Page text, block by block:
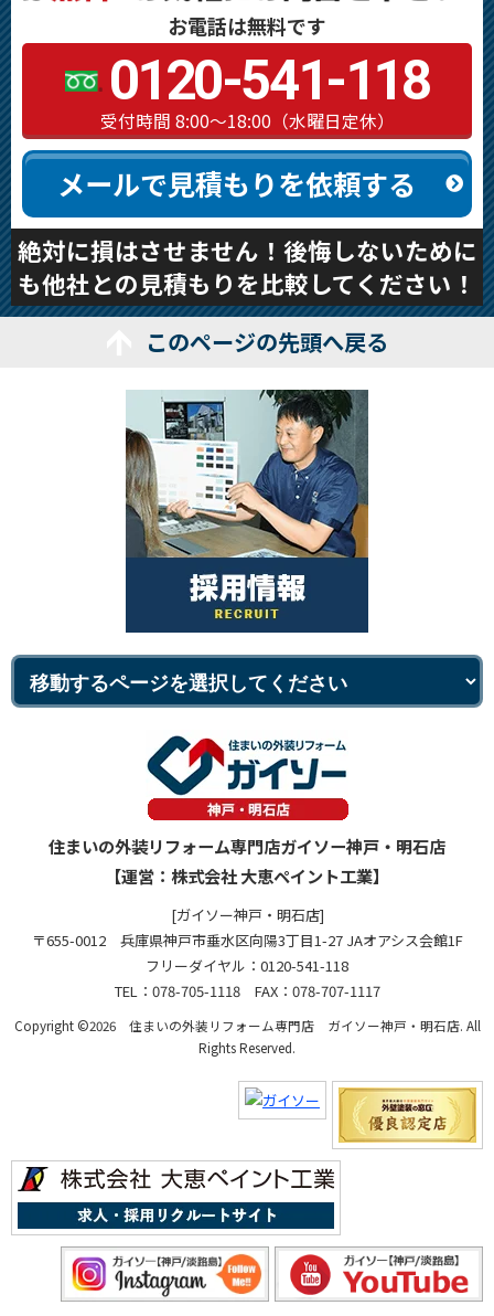
お電話は無料です
0120-541-118
受付時間 8:00～18:00（水曜日定休）
メールで見積もりを依頼する
絶対に損はさせません！後悔しないために
も他社との見積もりを比較してください！
このページの先頭へ戻る
住まいの外装リフォーム専門店ガイソー神戸・明石店
【運営：株式会社 大恵ペイント工業】
[ガイソー神戸・明石店]
〒655-0012 兵庫県神戸市垂水区向陽3丁目1-27 JAオアシス会館1F
フリーダイヤル：0120-541-118
TEL：078-705-1118 FAX：078-707-1117
Copyright ©2026 住まいの外装リフォーム専門店 ガイソー神戸・明石店. All
Rights Reserved.